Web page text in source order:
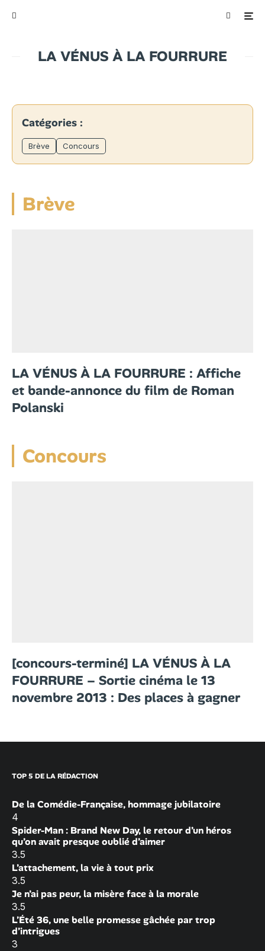
LA VÉNUS À LA FOURRURE
Catégories :
Brève Concours
Brève
LA VÉNUS À LA FOURRURE : Affiche
et bande-annonce du film de Roman
Polanski
Concours
[concours-terminé] LA VÉNUS À LA
FOURRURE – Sortie cinéma le 13
novembre 2013 : Des places à gagner
TOP 5 DE LA RÉDACTION
De la Comédie-Française, hommage jubilatoire
4
Spider-Man : Brand New Day, le retour d’un héros
qu’on avait presque oublié d’aimer
3.5
L’attachement, la vie à tout prix
3.5
Je n’ai pas peur, la misère face à la morale
3.5
L’Été 36, une belle promesse gâchée par trop
d’intrigues
3